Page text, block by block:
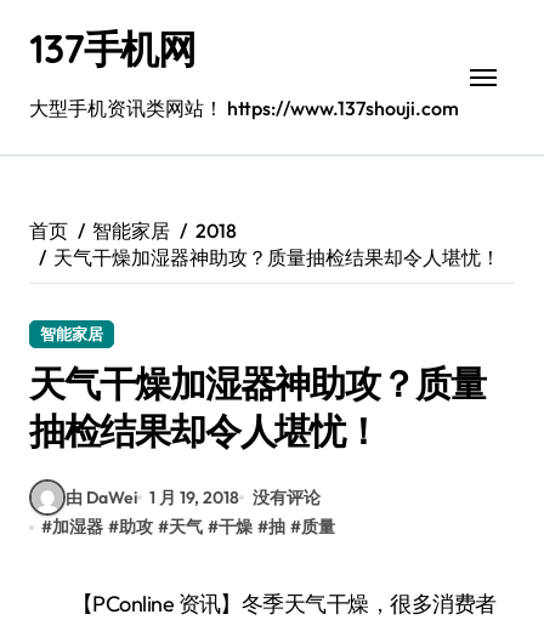
137手机网
大型手机资讯类网站！ https://www.137shouji.com
首页 智能家居
2018
天气干燥加湿器神助攻？质量抽检结果却令人堪忧！
智能家居
天气干燥加湿器神助攻？质量
抽检结果却令人堪忧！
由 DaWei 1 月 19, 2018 没有评论
#加湿器 #助攻 #天气 #干燥 #抽 #质量
【PConline 资讯】冬季天气干燥，很多消费者